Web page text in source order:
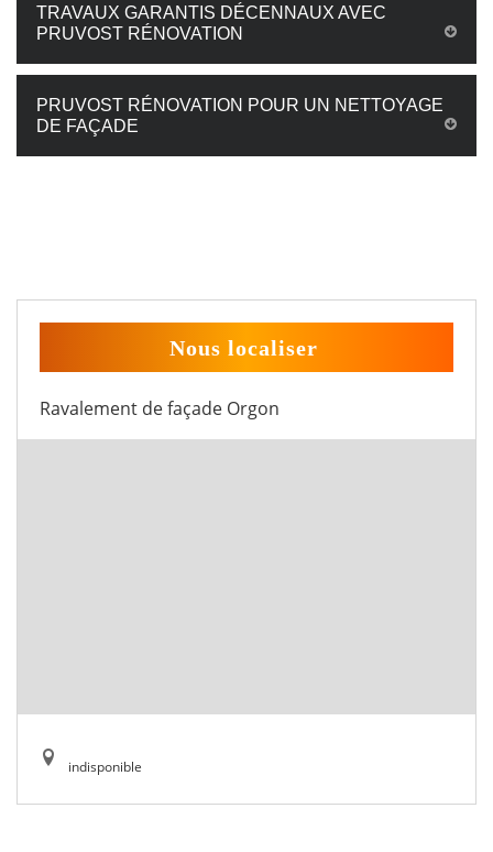
TRAVAUX GARANTIS DÉCENNAUX AVEC
PRUVOST RÉNOVATION
PRUVOST RÉNOVATION POUR UN NETTOYAGE
DE FAÇADE
Nous localiser
Ravalement de façade Orgon
indisponible